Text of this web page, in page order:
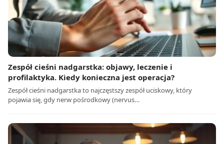
Zespół cieśni nadgarstka: objawy, leczenie i
profilaktyka. Kiedy konieczna jest operacja?
Zespół cieśni nadgarstka to najczęstszy zespół uciskowy, który
pojawia się, gdy nerw pośrodkowy (nervus…